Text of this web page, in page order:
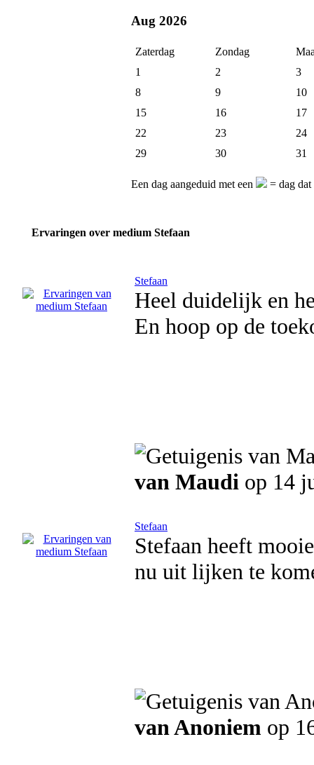
Aug 2026
Zaterdag Zondag
1
2
3
8
9
10
15
16
17
22
23
24
29
30 31
Een dag aangeduid met een = dag dat
Ervaringen over medium Stefaan
Stefaan
Heel duidelijk en
En hoop op de
van Maudi op 14
Stefaan
Stefaan heeft
nu uit lijken te
van Anoniem op